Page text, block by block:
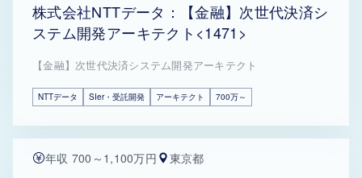
株式会社NTTデータ：【金融】次世代決済シ
ステム開発アーキテクト<1471>
【金融】次世代決済システム開発アーキテクト
NTTデータ SIer・受託開発 アーキテクト 700万～
年収 700～1,100万円 東京都